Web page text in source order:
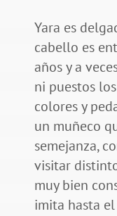
Yara es
cabello es
años y a
ni puestos
colores y
un muñeco
semejanza,
visitar
muy bien
imita hasta